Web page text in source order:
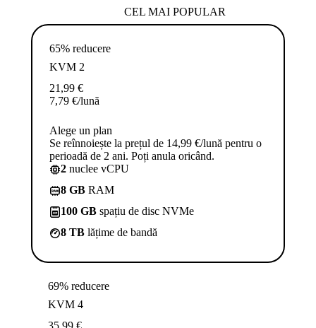
CEL MAI POPULAR
65% reducere
KVM 2
21,99 €
7,79 €/lună
Alege un plan
Se reînnoiește la prețul de 14,99 €/lună pentru o
perioadă de 2 ani. Poți anula oricând.
2 nuclee vCPU
8 GB RAM
100 GB spațiu de disc NVMe
8 TB lățime de bandă
69% reducere
KVM 4